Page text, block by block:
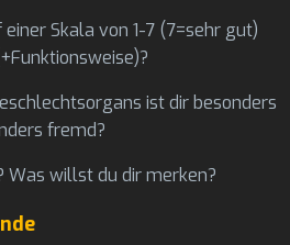
Skala von 1-7 (7=sehr gut)
ist dir besonders
fremd?
Was willst du dir merken?